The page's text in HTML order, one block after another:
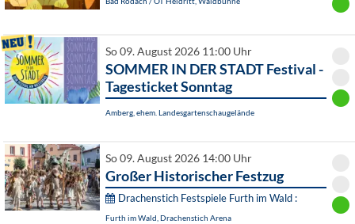
So 09. August 2026 11:00 Uhr
SOMMER IN DER STADT Festival -
Tagesticket Sonntag
Amberg, ehem. Landesgartenschaugelände
So 09. August 2026 14:00 Uhr
Großer Historischer Festzug
Drachenstich Festspiele Furth im Wald :
Furth im Wald, Drachenstich Arena